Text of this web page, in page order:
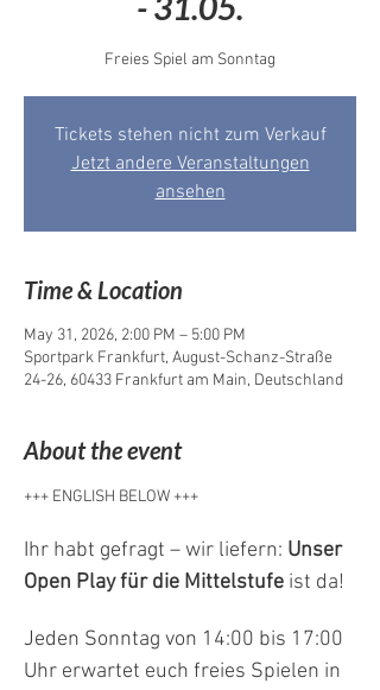
Freies Spiel am Sonntag
Tickets stehen nicht zum Verkauf
Jetzt andere Veranstaltungen
ansehen
Time & Location
May 31, 2026, 2:00 PM – 5:00 PM
Sportpark Frankfurt, August-Schanz-Straße
24-26, 60433 Frankfurt am Main, Deutschland
About the event
+++ ENGLISH BELOW +++
Ihr habt gefragt – wir liefern: Unser
Open Play für die Mittelstufe ist da!
Jeden Sonntag von 14:00 bis 17:00
Uhr erwartet euch freies Spielen in